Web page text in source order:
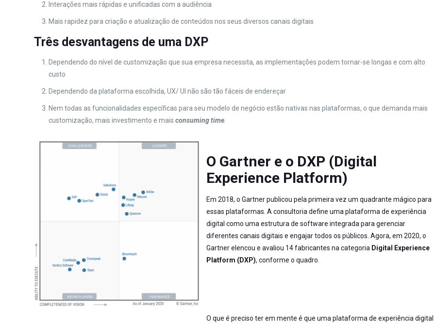
Interações mais rápidas e unificadas com a audiência
Mais rapidez para criação e atualização de conteúdos nos seus diversos canais digitais
Três desvantagens de uma DXP
Dependendo do nível de customização que sua empresa necessita, as implementações podem tornar-se longas e com alto
custo
Dependendo da plataforma escolhida, UX/ UI não são tão fáceis de endereçar
Nem todas as funcionalidades específicas para seu modelo de negócio estão nativas nas plataformas, o que demanda mais
customização, mais investimento e maisconsuming time
O Gartner e o DXP (Digital
Experience Platform)
Em 2018, o Gartner publicou pela primeira vez um quadrante mágico para
essas plataformas. A consultoria define uma plataforma de experiência
digital como uma estrutura de software integrada para gerenciar
diferentes canais digitais e engajar todos os públicos. Agora, em 2020, o
Gartner elencou e avaliou 14 fabricantes na categoria Digital Experience
Platform (DXP), conforme o quadro.
O que é preciso ter em mente é que uma plataforma de experiência digital